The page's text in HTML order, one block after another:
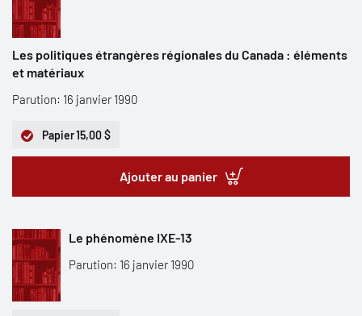
Les politiques étrangères régionales du Canada : éléments
et matériaux
Parution: 16 janvier 1990
Papier15,00 $
Ajouter au panier
Le phénomène IXE-13
Parution: 16 janvier 1990